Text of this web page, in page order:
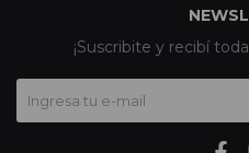
¡Suscribite y recibí